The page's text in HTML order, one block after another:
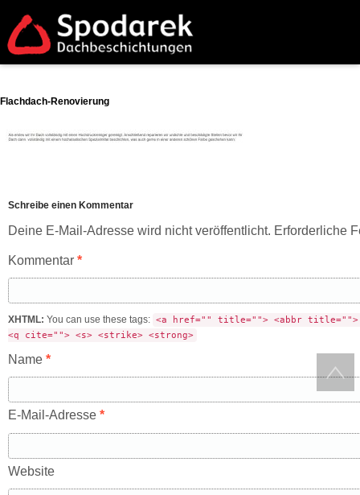
Flachdach-Renovierung
Schreibe einen Kommentar
Deine E-Mail-Adresse wird nicht veröffentlicht. Erforderliche
Kommentar *
XHTML: You can use these tags: <a href="" title=""> <abbr title="">
<q cite=""> <s> <strike> <strong>
Name *
E-Mail-Adresse *
Website